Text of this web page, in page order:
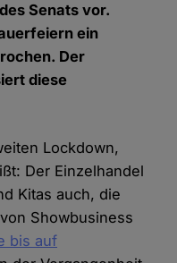
Senats vor.
ein
Der
diese
Lockdown,
Der Einzelhandel
Kitas auch, die
Showbusiness
bis auf